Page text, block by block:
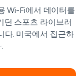
Wi-Fi에서 데이터를
던 스포츠 라이브러
다. 미국에서 접근하